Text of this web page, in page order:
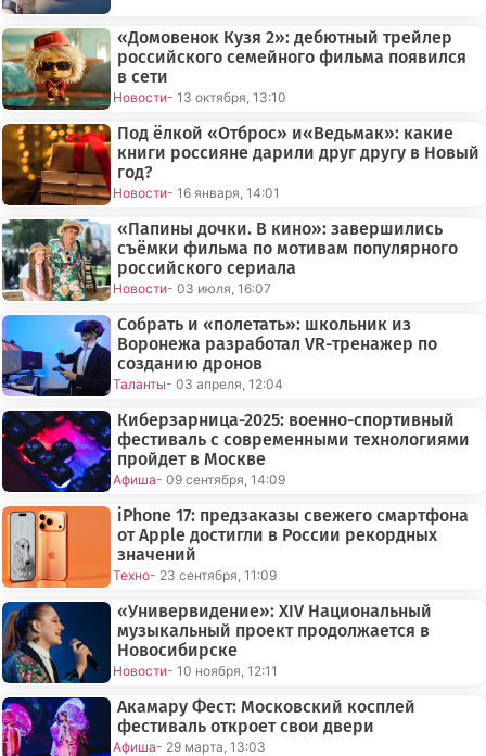
«Домовенок Кузя 2»: дебютный трейлер
российского семейного фильма появился
в сети
Новости- 13 октября, 13:10
Под ёлкой «Отброс» и«Ведьмак»: какие
книги россияне дарили друг другу в Новый
год?
Новости- 16 января, 14:01
«Папины дочки. В кино»: завершились
съёмки фильма по мотивам популярного
российского сериала
Новости- 03 июля, 16:07
Собрать и «полетать»: школьник из
Воронежа разработал VR-тренажер по
созданию дронов
Таланты- 03 апреля, 12:04
Киберзарница-2025: военно-спортивный
фестиваль с современными технологиями
пройдет в Москве
Афиша- 09 сентября, 14:09
iPhone 17: предзаказы свежего смартфона
от Apple достигли в России рекордных
значений
Техно- 23 сентября, 11:09
«Универвидение»: XIV Национальный
музыкальный проект продолжается в
Новосибирске
Новости- 10 ноября, 12:11
Акамару Фест: Московский косплей
фестиваль откроет свои двери
Афиша- 29 марта, 13:03